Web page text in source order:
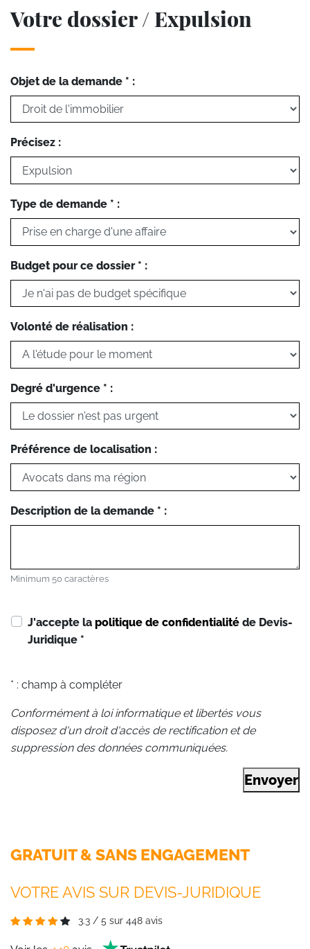
Votre dossier / Expulsion
Objet de la demande * :
Précisez :
Type de demande * :
Budget pour ce dossier * :
Volonté de réalisation :
Degré d'urgence * :
Préférence de localisation :
Description de la demande * :
Minimum 50 caractères
J'accepte la politique de confidentialité de Devis-
Juridique *
* : champ à compléter
Conformément à loi informatique et libertés vous
disposez d'un droit d'accès de rectification et de
suppression des données communiquées.
Envoyer
GRATUIT & SANS ENGAGEMENT
VOTRE AVIS SUR DEVIS-JURIDIQUE
3.3 / 5 sur 448 avis